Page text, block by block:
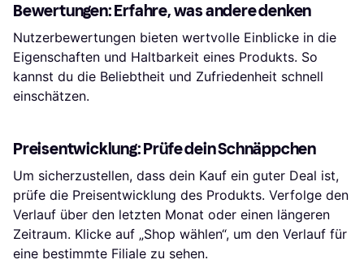
Bewertungen: Erfahre, was andere denken
Nutzerbewertungen bieten wertvolle Einblicke in die
Eigenschaften und Haltbarkeit eines Produkts. So
kannst du die Beliebtheit und Zufriedenheit schnell
einschätzen.
Preisentwicklung: Prüfe dein Schnäppchen
Um sicherzustellen, dass dein Kauf ein guter Deal ist,
prüfe die Preisentwicklung des Produkts. Verfolge den
Verlauf über den letzten Monat oder einen längeren
Zeitraum. Klicke auf „Shop wählen“, um den Verlauf für
eine bestimmte Filiale zu sehen.